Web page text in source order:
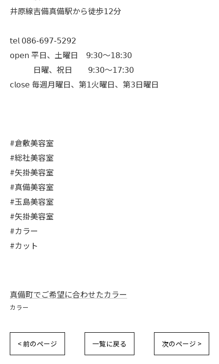
井原線吉備真備駅から徒歩𝟣𝟤分
𝗍𝖾𝗅 𝟢𝟪𝟨-𝟨𝟫𝟩-𝟧𝟤𝟫𝟤
𝗈𝗉𝖾𝗇 平日、土曜日 𝟫:𝟥𝟢〜𝟣𝟪:𝟥𝟢
日曜、祝日 𝟫:𝟥𝟢〜𝟣𝟩:𝟥𝟢
𝖼𝗅𝗈𝗌𝖾 毎週月曜日、第𝟣火曜日、第𝟥日曜日
#倉敷美容室
#総社美容室
#矢掛美容室
#真備美容室
#玉島美容室
#矢掛美容室
#カラー
#カット
真備町でご希望に合わせたカラー
カラー
< 前のページ 一覧に戻る 次のページ >